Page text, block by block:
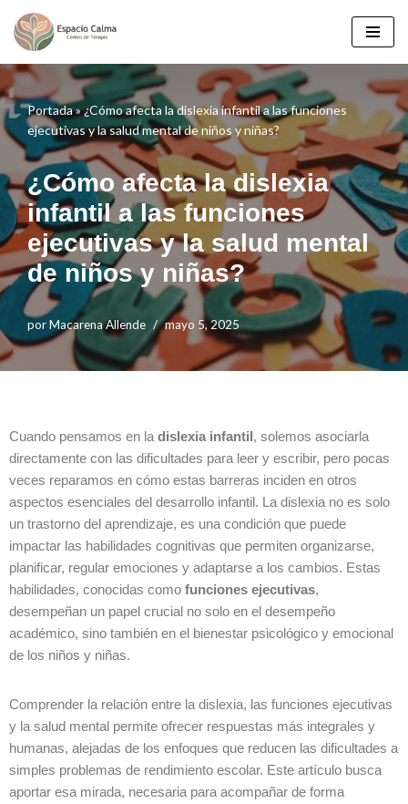
Saltar
al
contenido
Portada»¿Cómo afecta la dislexia infantil a las funciones
ejecutivas y la salud mental de niños y niñas?
¿Cómo afecta la dislexia
infantil a las funciones
ejecutivas y la salud mental
de niños y niñas?
porMacarena Allende mayo 5, 2025
Cuando pensamos en ladislexia infantil , solemos asociarla
directamente con las dificultades para leer y escribir, pero pocas
veces reparamos en cómo estas barreras inciden en otros
aspectos esenciales del desarrollo infantil. La dislexia no es solo
un trastorno del aprendizaje, es una condición que puede
impactar las habilidades cognitivas que permiten organizarse,
planificar, regular emociones y adaptarse a los cambios. Estas
habilidades, conocidas como funciones ejecutivas,
desempeñan un papel crucial no solo en el desempeño
académico, sino también en el bienestar psicológico y emocional
de los niños y niñas.
Comprender la relación entre la dislexia, las funciones ejecutivas
y la salud mental permite ofrecer respuestas más integrales y
humanas, alejadas de los enfoques que reducen las dificultades a
simples problemas de rendimiento escolar. Este artículo busca
aportar esa mirada, necesaria para acompañar de forma